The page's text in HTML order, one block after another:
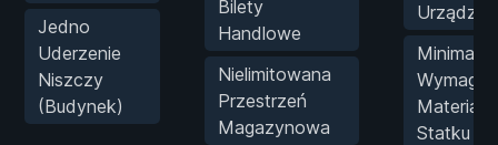
Jedno
Uderzenie
Niszczy
(Budynek)
Bilety
Handlowe
Nielimitowana
Przestrzeń
Magazynowa
Minimalne
Statku